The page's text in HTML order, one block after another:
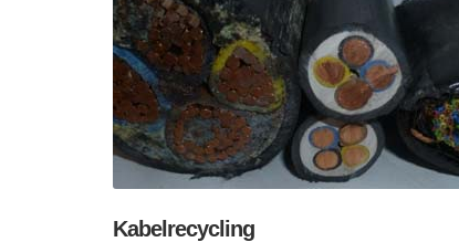
Kabelrecycling